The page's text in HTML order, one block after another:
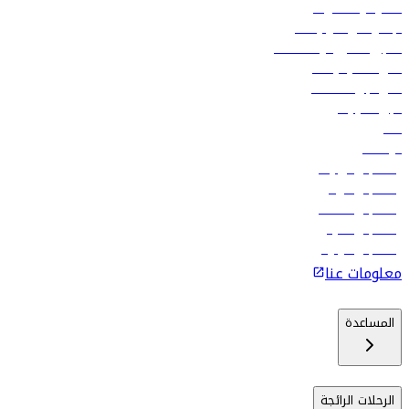
العقود والمشتريات
الإعلان على متن رحلاتنا
تسجيل الدخول لوكلاء السفر
أدنى أسعار الرحلات
فلاي دبي للعطلات
تأجير السيارات
فنادق
الوظائف
رحلات إلى تبيليسي
رحلات إلى الرياض
رحلات إلى مسقط
رحلات إلى ماليه
رحلات إلى كولومبو
معلومات عنا
المساعدة
الرحلات الرائجة